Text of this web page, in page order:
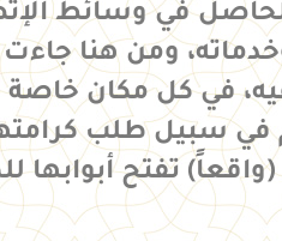
في وسائط
وخدماته، ومن هنا
في كل مكان خاصة
في سبيل طلب
تفتح أبوابها